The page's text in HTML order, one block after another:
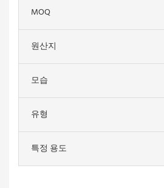
MOQ
원산지
모습
유형
특정 용도